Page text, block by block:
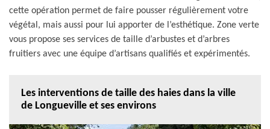
cette opération permet de faire pousser régulièrement votre
végétal, mais aussi pour lui apporter de l’esthétique. Zone verte
vous propose ses services de taille d’arbustes et d’arbres
fruitiers avec une équipe d’artisans qualifiés et expérimentés.
Les interventions de taille des haies dans la ville
de Longueville et ses environs